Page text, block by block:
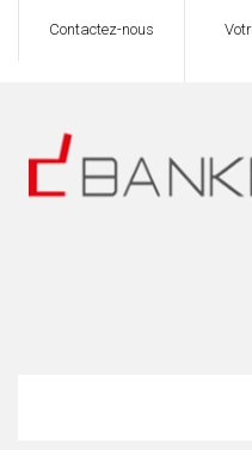
Contactez-nous